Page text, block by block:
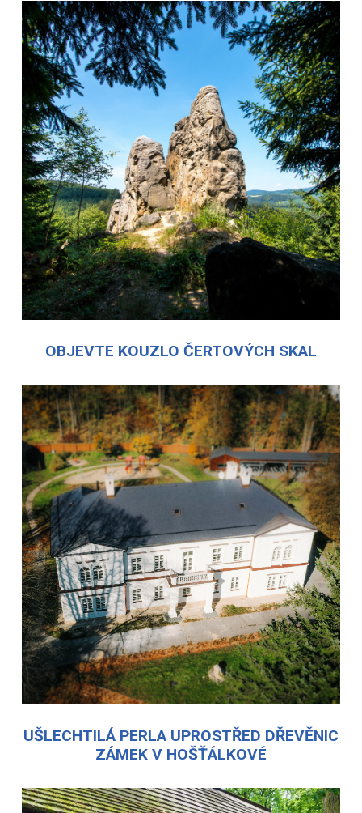
OBJEVTE KOUZLO ČERTOVÝCH SKAL
UŠLECHTILÁ PERLA UPROSTŘED DŘEVĚNIC
ZÁMEK V HOŠŤÁLKOVÉ